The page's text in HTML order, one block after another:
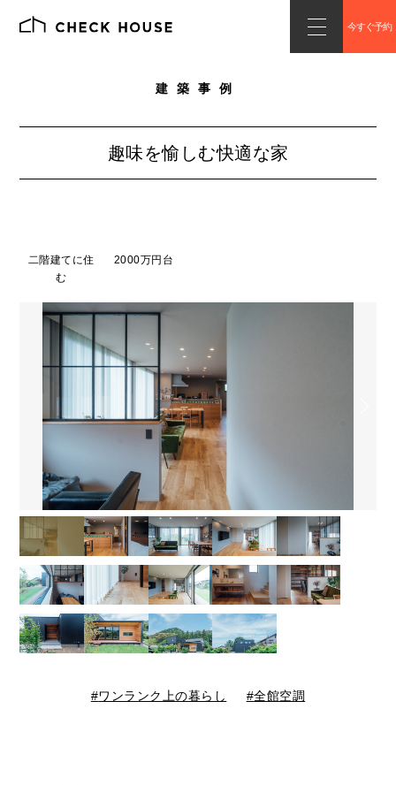
今すぐ予約
建築事例
趣味を愉しむ快適な家
二階建てに住
む
2000万円台
ワンランク上の暮らし 全館空調